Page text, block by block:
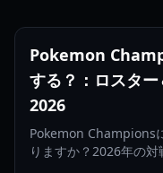
Pokemon
する？：ロスタ
2026
Pokemon Champions
りますか？2026年の